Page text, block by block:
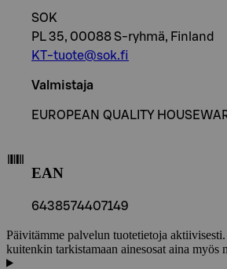
SOK
PL 35, 00088 S-ryhmä, Finland
KT-tuote@sok.fi
Valmistaja
EUROPEAN QUALITY
EAN
6438574407149
Päivitämme palvelun tuotetietoja
kuitenkin tarkistamaan ainesosat aina myös